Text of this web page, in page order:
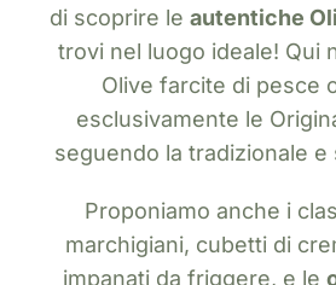
di scoprire le autentiche
trovi nel luogo ideale! Qui
Olive farcite di pesce
esclusivamente le
seguendo la tradizionale e
Proponiamo anche i
marchigiani, cubetti di
impanati da friggere, e le